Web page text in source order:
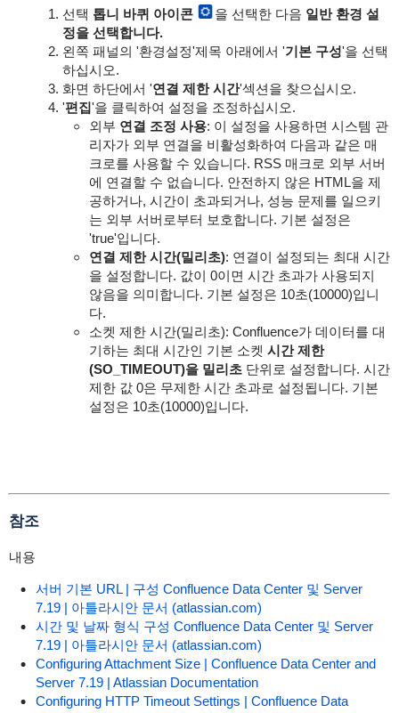
선택 톱니 바퀴 아이콘 을 선택한 다음 일반 환경 설
정을 선택합니다.
왼쪽 패널의 '환경설정'제목 아래에서 '기본 구성'을 선택
하십시오.
화면 하단에서 '연결 제한 시간'섹션을 찾으십시오.
'편집'을 클릭하여 설정을 조정하십시오.
외부 연결 조정 사용: 이 설정을 사용하면 시스템 관
리자가 외부 연결을 비활성화하여 다음과 같은 매
크로를 사용할 수 있습니다. RSS 매크로 외부 서버
에 연결할 수 없습니다. 안전하지 않은 HTML을 제
공하거나, 시간이 초과되거나, 성능 문제를 일으키
는 외부 서버로부터 보호합니다. 기본 설정은
'true'입니다.
연결 제한 시간(밀리초): 연결이 설정되는 최대 시간
을 설정합니다. 값이 0이면 시간 초과가 사용되지
않음을 의미합니다. 기본 설정은 10초(10000)입니
다.
소켓 제한 시간(밀리초): Confluence가 데이터를 대
기하는 최대 시간인 기본 소켓 시간 제한
(SO_TIMEOUT)을 밀리초 단위로 설정합니다. 시간
제한 값 0은 무제한 시간 초과로 설정됩니다. 기본
설정은 10초(10000)입니다.
참조
내용
서버 기본 URL | 구성 Confluence Data Center 및 Server
7.19 | 아틀라시안 문서 (atlassian.com)
시간 및 날짜 형식 구성 Confluence Data Center 및 Server
7.19 | 아틀라시안 문서 (atlassian.com)
Configuring Attachment Size | Confluence Data Center and
Server 7.19 | Atlassian Documentation
Configuring HTTP Timeout Settings | Confluence Data